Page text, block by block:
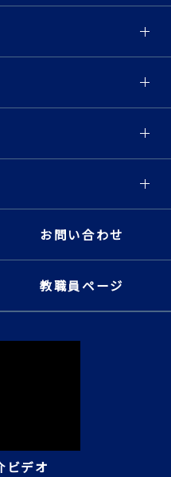
お問い合わせ
教職員ページ
ビデオ